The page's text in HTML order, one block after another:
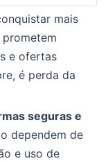
mais
e ofertas
é perda da
seguras e
dependem de
e uso de